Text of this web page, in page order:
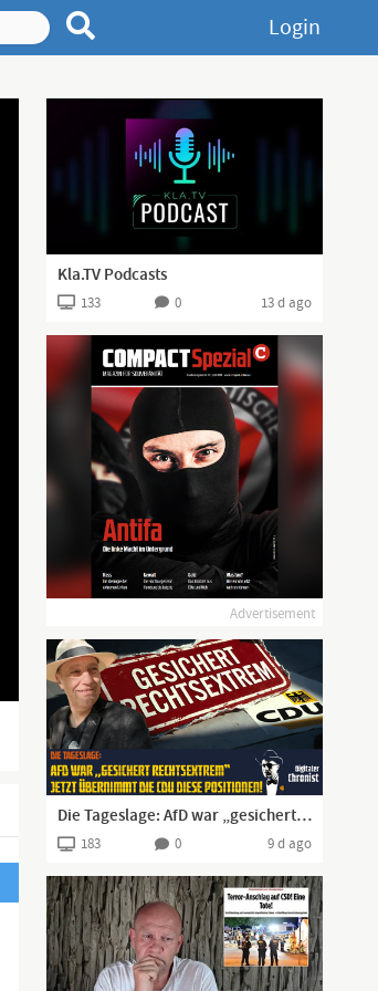
Login
Kla.TV Podcasts
133 0 13 d ago
Advertisement
Die Tageslage: AfD war „gesichert rechtsextrem“ – jetzt übernimmt die CDU diese Positionen!
183 0 9 d ago